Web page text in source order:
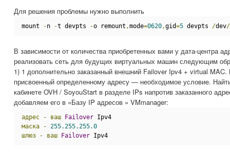
Для решения проблемы нужно выполнить
mount -n -t devpts -o remount ,mode=0620,gid=5 devpts /dev/
В зависимости от количества приобретенных вами у дата-центра
реализовать сеть для будущих виртуальных машин следующим
1) 1 дополнительно заказанный внешний Failover Ipv4 + virtual
присвоенный определенному адресу — необходимое условие.
кабинете OVH / SoyouStart в разделе IPs напротив заказанного
добавляем его в «Базу IP адресов » VMmanager:
адрес - ваш Failover Ipv4
маска
- 255.255.255.0
шлюз
- ваш Failover Ipv4